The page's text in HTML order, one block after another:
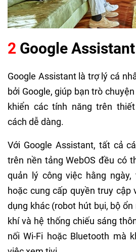
2 Google
Google Assistant là trợ lý cá
bởi Google, giúp bạn trò
khiển các tính năng trên
cách dễ dàng.
Với Google Assistant, tất cả
trên nền tảng WebOS đều có
quản lý công việc hằng
hoặc cung cấp quyền truy cập
dụng khác (robot hút bụi, bộ
khí và hệ thống chiếu sáng
nối Wi-Fi hoặc Bluetooth mà